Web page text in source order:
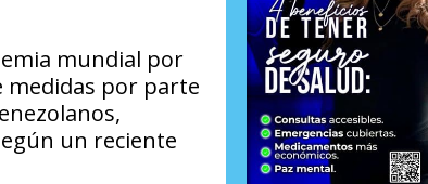
mundial por
medidas por parte
un reciente